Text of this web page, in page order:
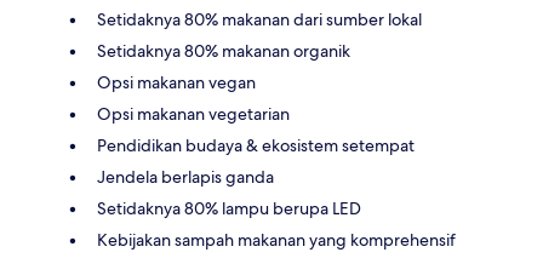
Setidaknya 80% makanan dari sumber lokal
Setidaknya 80% makanan organik
Opsi makanan vegan
Opsi makanan vegetarian
Pendidikan budaya & ekosistem setempat
Jendela berlapis ganda
Setidaknya 80% lampu berupa LED
Kebijakan sampah makanan yang komprehensif